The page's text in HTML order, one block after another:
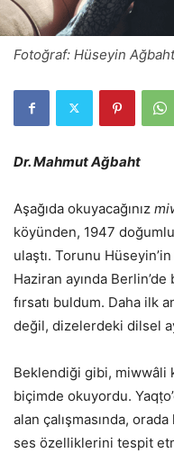
Fotoğraf: Hüseyin Ağbaht
Dr. Mahmut Ağbaht
Aşağıda okuyacağınız
köyünden, 1947
ulaştı. Torunu
Haziran ayında
fırsatı buldum. Daha ilk
değil, dizelerdeki dilsel
Beklendiği gibi, miwwâli
biçimde okuyordu.
alan çalışmasında,
ses özelliklerini tespit